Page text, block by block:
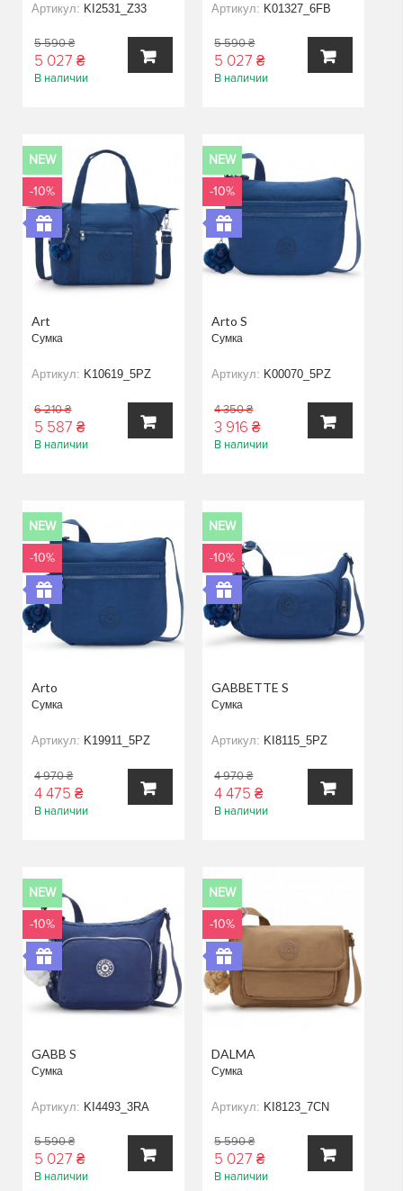
Артикул: KI2531_Z33
5 590 ₴
5 027 ₴
В наличии
Артикул: K01327_6FB
5 590 ₴
5 027 ₴
В наличии
NEW
-10%
Art
Сумка
Артикул: K10619_5PZ
6 210 ₴
5 587 ₴
В наличии
NEW
-10%
Arto S
Сумка
Артикул: K00070_5PZ
4 350 ₴
3 916 ₴
В наличии
NEW
-10%
Arto
Сумка
Артикул: K19911_5PZ
4 970 ₴
4 475 ₴
В наличии
NEW
-10%
GABBETTE S
Сумка
Артикул: KI8115_5PZ
4 970 ₴
4 475 ₴
В наличии
NEW
-10%
GABB S
Сумка
Артикул: KI4493_3RA
5 590 ₴
5 027 ₴
В наличии
NEW
-10%
DALMA
Сумка
Артикул: KI8123_7CN
5 590 ₴
5 027 ₴
В наличии